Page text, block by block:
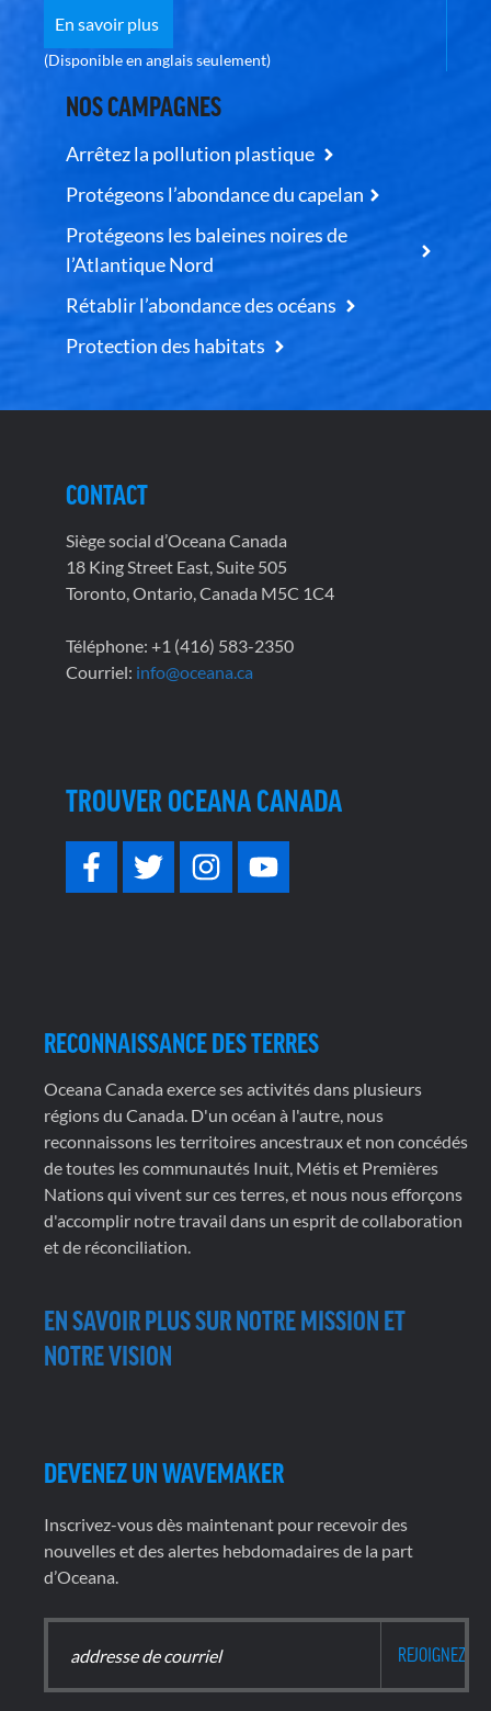
En savoir plus
(Disponible en anglais seulement)
NOS CAMPAGNES
Arrêtez la pollution plastique
Protégeons l’abondance du capelan
Protégeons les baleines noires de
l’Atlantique Nord
Rétablir l’abondance des océans
Protection des habitats
CONTACT
Siège social d’Oceana Canada
18 King Street East, Suite 505
Toronto, Ontario, Canada M5C 1C4
Téléphone: +1 (416) 583-2350
Courriel: info@oceana.ca
TROUVER OCEANA CANADA
RECONNAISSANCE DES TERRES
Oceana Canada exerce ses activités dans plusieurs
régions du Canada. D'un océan à l'autre, nous
reconnaissons les territoires ancestraux et non concédés
de toutes les communautés Inuit, Métis et Premières
Nations qui vivent sur ces terres, et nous nous efforçons
d'accomplir notre travail dans un esprit de collaboration
et de réconciliation.
EN SAVOIR PLUS SUR NOTRE MISSION ET
NOTRE VISION
DEVENEZ UN WAVEMAKER
Inscrivez-vous dès maintenant pour recevoir des
nouvelles et des alertes hebdomadaires de la part
d’Oceana.